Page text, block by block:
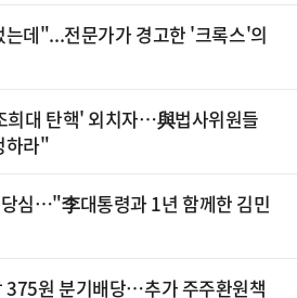
데"...전문가가 경고한 '크록스'의
희대 탄핵' 외치자…與법사위원들
하라"
심…"李대통령과 1년 함께한 김민
375원 분기배당…추가 주주환원책